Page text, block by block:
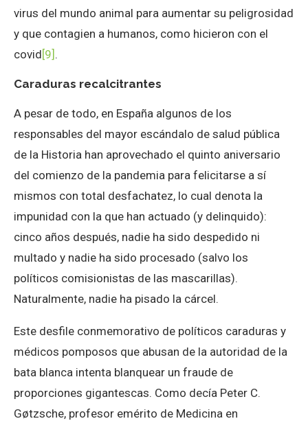
virus del mundo animal para aumentar su peligrosidad
y que contagien a humanos, como hicieron con el
covid[9] .
Caraduras recalcitrantes
A pesar de todo, en España algunos de los
responsables del mayor escándalo de salud pública
de la Historia han aprovechado el quinto aniversario
del comienzo de la pandemia para felicitarse a sí
mismos con total desfachatez, lo cual denota la
impunidad con la que han actuado (y delinquido):
cinco años después, nadie ha sido despedido ni
multado y nadie ha sido procesado (salvo los
políticos comisionistas de las mascarillas).
Naturalmente, nadie ha pisado la cárcel.
Este desfile conmemorativo de políticos caraduras y
médicos pomposos que abusan de la autoridad de la
bata blanca intenta blanquear un fraude de
proporciones gigantescas. Como decía Peter C.
Gøtzsche, profesor emérito de Medicina en